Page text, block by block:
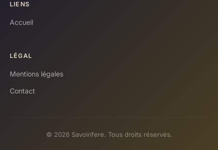
LIENS
Accueil
LÉGAL
Mentions légales
Contact
© 2026 Savoirifere. Tous droits réservés.